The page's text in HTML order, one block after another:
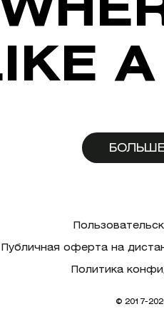
Публичная оферта на
Политика
© 2017-